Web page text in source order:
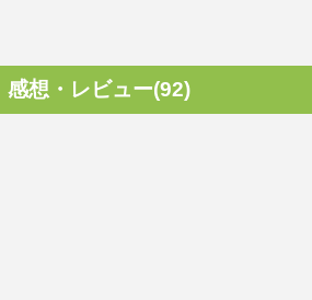
感想・レビュー(92)